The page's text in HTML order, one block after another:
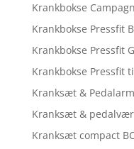
Krankbokse
Krankbokse Pressfit
Krankbokse Pressfit
Krankbokse Pressfit
Kranksæt &
Kranksæt &
Kranksæt compact